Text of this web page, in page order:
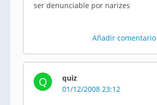
ser denunciable por narizes
Añadir comentario
Q
quiz
01/12/2008 23:12